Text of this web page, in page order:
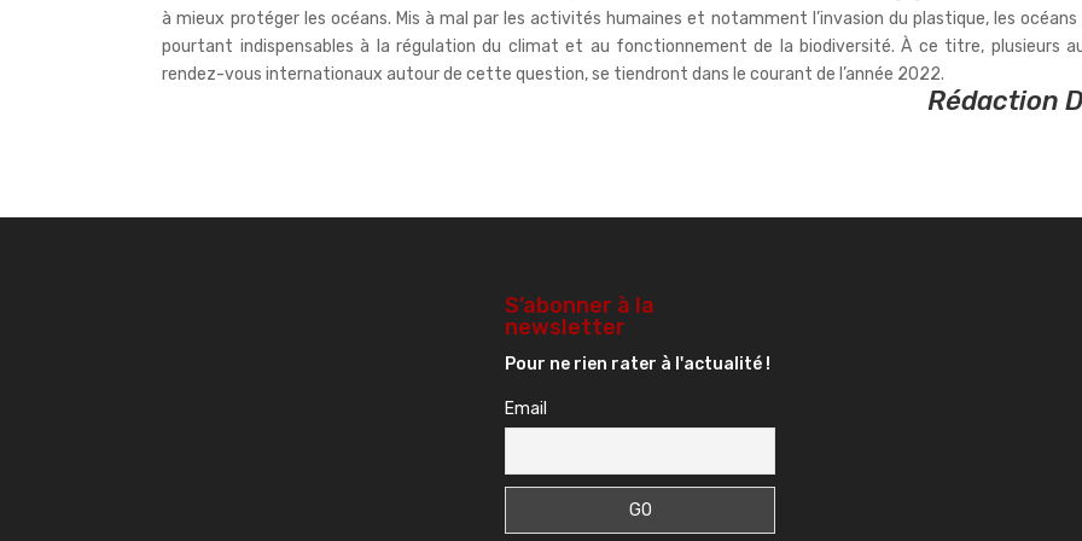
à mieux protéger les océans. Mis à mal par les activités humaines et notamment l’invasion du plastique, les
pourtant indispensables à la régulation du climat et au fonctionnement de la biodiversité. À ce titre, plusieurs
rendez-vous internationaux autour de cette question, se tiendront dans le courant de l’année 2022.
Rédaction
S’abonner à la
newsletter
Pour ne rien rater à l'actualité !
Email